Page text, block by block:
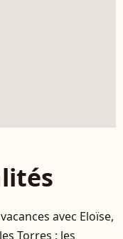
avec Eloïse,
Torres : les